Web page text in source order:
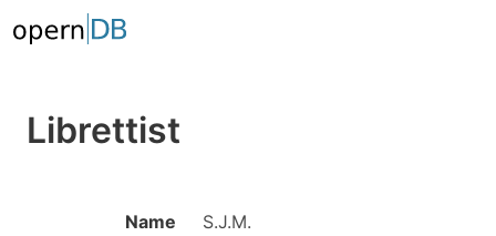
Librettist
Name
S.J.M.